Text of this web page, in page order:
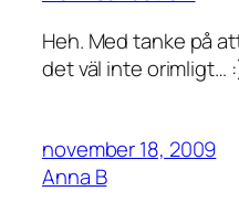
Heh. Med tanke på
det väl inte orimligt…
november 18, 2009
Anna B